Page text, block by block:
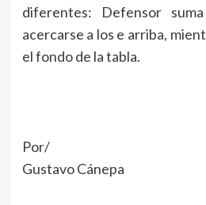
diferentes: Defensor
acercarse a los e arriba,
el fondo de la tabla.
Por/
Gustavo Cánepa